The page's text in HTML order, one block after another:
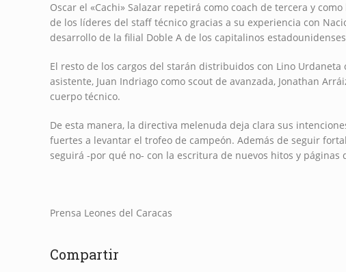
Oscar el «Cachi» Salazar repetirá como coach de tercera y
de los líderes del staff técnico gracias a su experiencia con
desarrollo de la filial Doble A de los capitalinos
El resto de los cargos del starán distribuidos con Lino
asistente, Juan Indriago como scout de avanzada, Jonathan
cuerpo técnico.
De esta manera, la directiva melenuda deja clara sus
fuertes a levantar el trofeo de campeón. Además de seguir
seguirá -por qué no- con la escritura de nuevos hitos y
Prensa Leones del Caracas
Compartir